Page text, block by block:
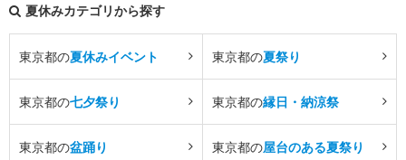
夏休みカテゴリから探す
東京都の夏休みイベント 東京都の夏祭り
東京都の七夕祭り 東京都の縁日・納涼祭
東京都の盆踊り 東京都の屋台のある夏祭り